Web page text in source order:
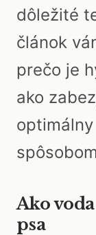
dôležité
článok
prečo je
ako
Ako
psa